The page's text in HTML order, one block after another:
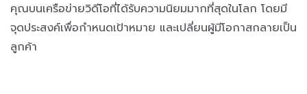
คุณบนเครือข่ายวิดีโอที่ได้รับความนิยมมากที่สุดในโลก โดยมี
จุดประสงค์เพื่อกำหนดเป้าหมาย และเปลี่ยนผู้มีโอกาสกลายเป็น
ลูกค้า